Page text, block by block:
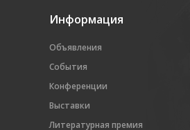
Информация
Объявления
События
Конференции
Выставки
Литературная премия